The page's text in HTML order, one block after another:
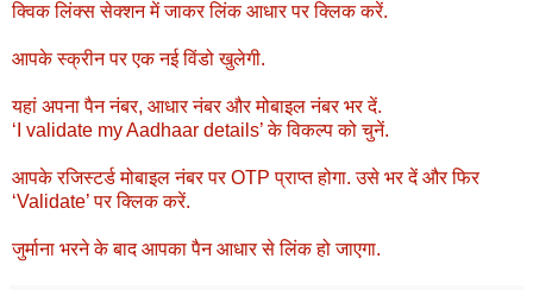
क्विक लिंक्स सेक्शन में जाकर लिंक आधार पर क्लिक करें.
आपके स्क्रीन पर एक नई विंडो खुलेगी.
यहां अपना पैन नंबर, आधार नंबर और मोबाइल नंबर भर दें.
‘I validate my Aadhaar details’ के विकल्प को चुनें.
आपके रजिस्टर्ड मोबाइल नंबर पर OTP प्राप्त होगा. उसे भर दें और फिर
‘Validate’ पर क्लिक करें.
जुर्माना भरने के बाद आपका पैन आधार से लिंक हो जाएगा.